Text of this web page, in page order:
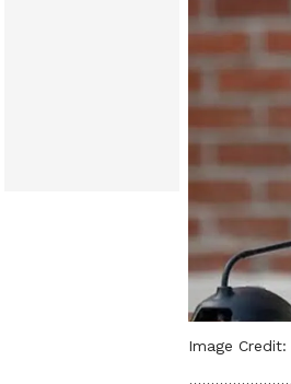
Image Credit: